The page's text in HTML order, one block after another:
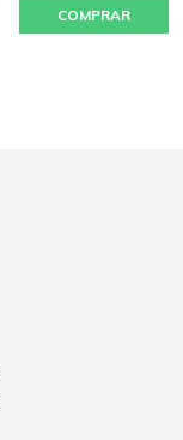
COMPRAR